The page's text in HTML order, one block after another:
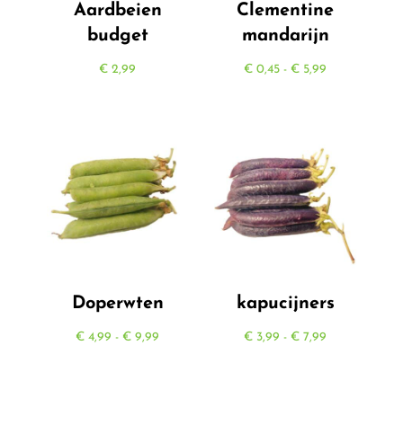
Aardbeien
budget
€ 2,99
Clementine
mandarijn
€ 0,45 - € 5,99
Doperwten
€ 4,99 - € 9,99
kapucijners
€ 3,99 - € 7,99